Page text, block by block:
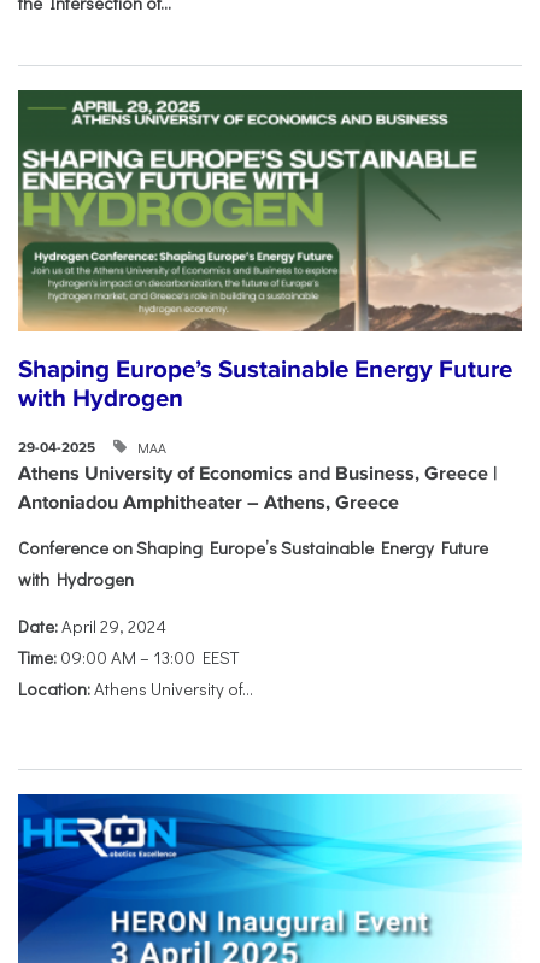
Shaping Europe’s Sustainable Energy Future
with Hydrogen
29-04-2025 ΜΑΑ
Athens University of Economics and Business, Greece |
Antoniadou Amphitheater – Athens, Greece
Conference on Shaping Europe’s Sustainable Energy Future
with Hydrogen
Date:April 29, 2024
Time: 09:00 AM – 13:00 EEST
Location:Athens University of...